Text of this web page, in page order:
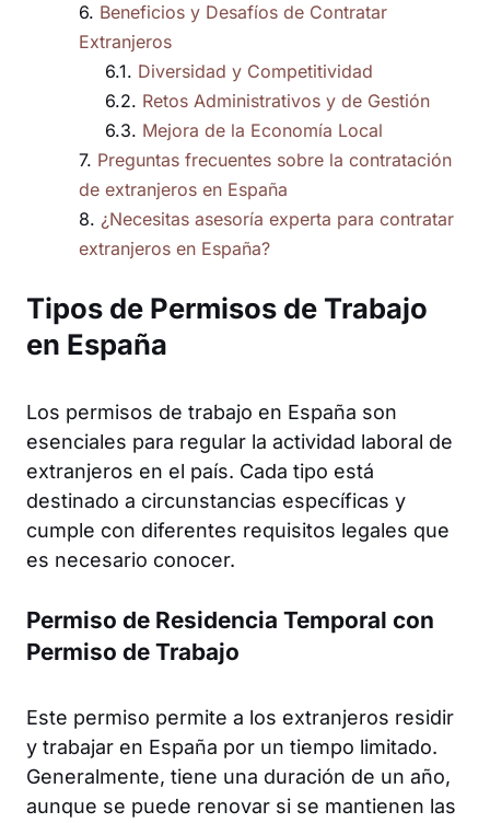
Beneficios y Desafíos de Contratar
Extranjeros
Diversidad y Competitividad
Retos Administrativos y de Gestión
Mejora de la Economía Local
Preguntas frecuentes sobre la contratación
de extranjeros en España
¿Necesitas asesoría experta para contratar
extranjeros en España?
Tipos de Permisos de Trabajo
en España
Los permisos de trabajo en España son
esenciales para regular la actividad laboral de
extranjeros en el país. Cada tipo está
destinado a circunstancias específicas y
cumple con diferentes requisitos legales que
es necesario conocer.
Permiso de Residencia Temporal con
Permiso de Trabajo
Este permiso permite a los extranjeros residir
y trabajar en España por un tiempo limitado.
Generalmente, tiene una duración de un año,
aunque se puede renovar si se mantienen las